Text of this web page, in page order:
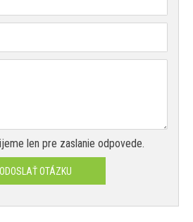
len pre zaslanie odpovede.
ODOSLAŤ OTÁZKU